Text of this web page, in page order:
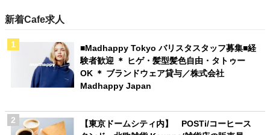
新着Cafe求人
■Madhappy Tokyo バリスタスタッフ募集■経
験者歓迎 ＊ ヒゲ・髪型髪色自由・タトゥー
OK ＊ ブランドウェア貸与／株式会社
Madhappy Japan
【東京ドームシティ内】 POSTi/コーヒース